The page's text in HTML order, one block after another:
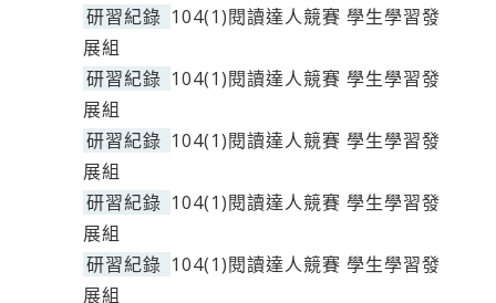
研習紀錄 104(1)閱讀達人競賽 學生學習發
展組
研習紀錄 104(1)閱讀達人競賽 學生學習發
展組
研習紀錄 104(1)閱讀達人競賽 學生學習發
展組
研習紀錄 104(1)閱讀達人競賽 學生學習發
展組
研習紀錄 104(1)閱讀達人競賽 學生學習發
展組